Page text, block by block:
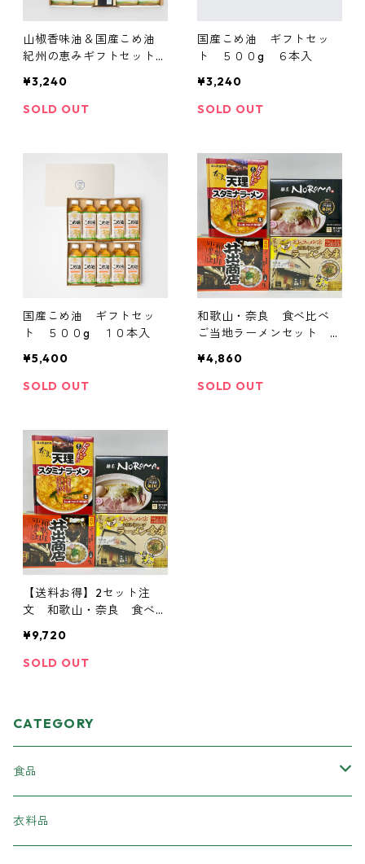
山椒香味油＆国産こめ油
紀州の恵みギフトセット
め油４本】
¥3,240
SOLD OUT
国産こめ油 ギフトセッ
ト ５００g ６本入
¥3,240
SOLD OUT
国産こめ油 ギフトセッ
ト ５００g １０本入
¥5,400
SOLD OUT
和歌山・奈良 食べ比べ
ご当地ラーメンセット 12
¥4,860
SOLD OUT
【送料お得】2セット注
文 和歌山・奈良 食べ比
ト 24食（4種×各6食）
¥9,720
SOLD OUT
CATEGORY
食品
加工食品
衣料品